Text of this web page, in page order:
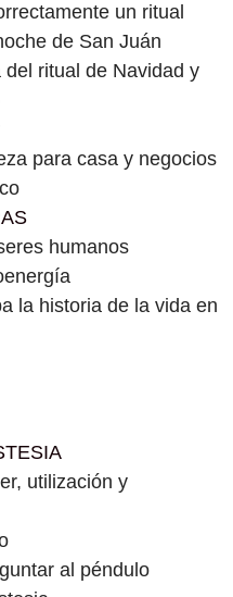
un ritual
de San Juán
del ritual de Navidad y
para casa y negocios
humanos
la historia de la vida en
utilización y
al péndulo